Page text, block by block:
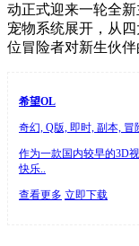
动正式迎来一轮全
宠物系统展开，从
位冒险者对新生伙伴
希望OL
奇幻, Q版, 即时, 副本, 冒
作为一款国内较早的3D
快乐..
查看更多 立即下载